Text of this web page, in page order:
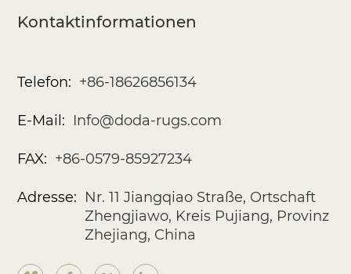
Kontaktinformationen
Telefon: +86-18626856134
E-Mail: Info@doda-rugs.com
FAX: +86-0579-85927234
Adresse: Nr. 11 Jiangqiao Straße, Ortschaft
Zhengjiawo, Kreis Pujiang, Provinz
Zhejiang, China